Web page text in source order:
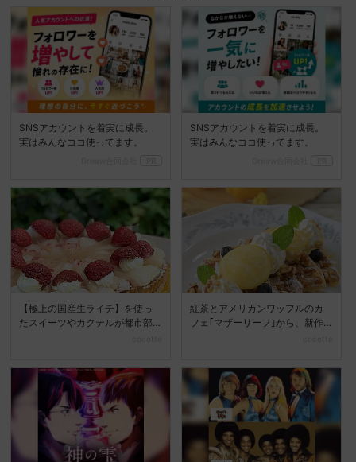
SNSアカウントを着実に成長。
実はみんなココ使ってます。
SNSアカウントを着実に成長。
実はみんなココ使ってます。
【極上の国産生ライチ】を使っ
たスイーツやカクテルが都市部
紅茶とアメリカンワッフルのカ
フェ｢マザーリーフ｣から、新作